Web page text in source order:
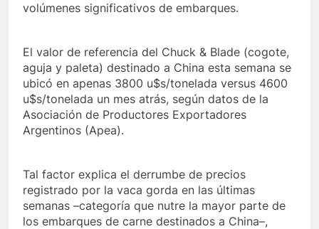
volúmenes significativos de embarques.
El valor de referencia del Chuck & Blade (cogote,
aguja y paleta) destinado a China esta semana se
ubicó en apenas 3800 u$s/tonelada versus 4600
u$s/tonelada un mes atrás, según datos de la
Asociación de Productores Exportadores
Argentinos (Apea).
Tal factor explica el derrumbe de precios
registrado por la vaca gorda en las últimas
semanas –categoría que nutre la mayor parte de
los embarques de carne destinados a China–,